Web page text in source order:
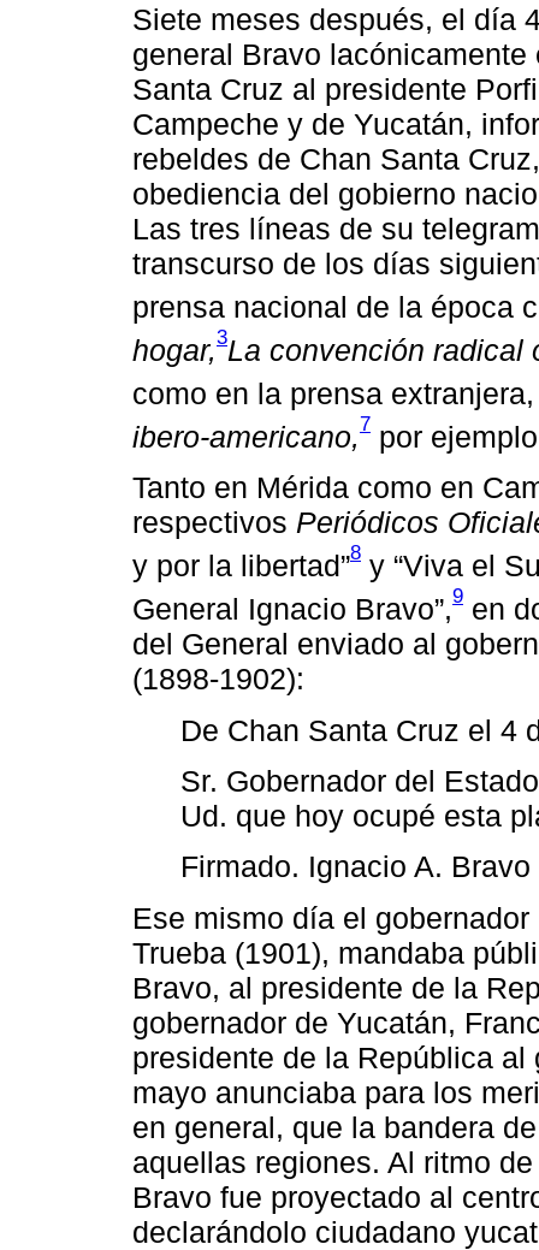
Siete meses después, el día
general Bravo
Santa Cruz al presidente
Campeche y de Yucatán,
rebeldes de Chan Santa
obediencia del gobierno
Las tres líneas de su
transcurso de los días
prensa nacional de la época
hogar,3La convención radical
como en la prensa
ibero-americano,7 por
Tanto en Mérida como en
respectivos Periódicos
y por la libertad”8 y “Viva el
General Ignacio Bravo”,9 en
del General enviado al
(1898-1902):
De Chan Santa Cruz el 4
Sr. Gobernador del
Ud. que hoy ocupé esta
Firmado. Ignacio A. Bravo
Ese mismo día el
Trueba (1901), mandaba
Bravo, al presidente de la
gobernador de Yucatán,
presidente de la República
mayo anunciaba para los
en general, que la bandera
aquellas regiones. Al ritmo
Bravo fue proyectado al
declarándolo ciudadano